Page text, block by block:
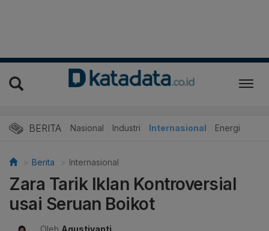
BERITA Nasional Industri Internasional Energi
Berita Internasional
Zara Tarik Iklan Kontroversial
usai Seruan Boikot
Oleh Agustiyanti